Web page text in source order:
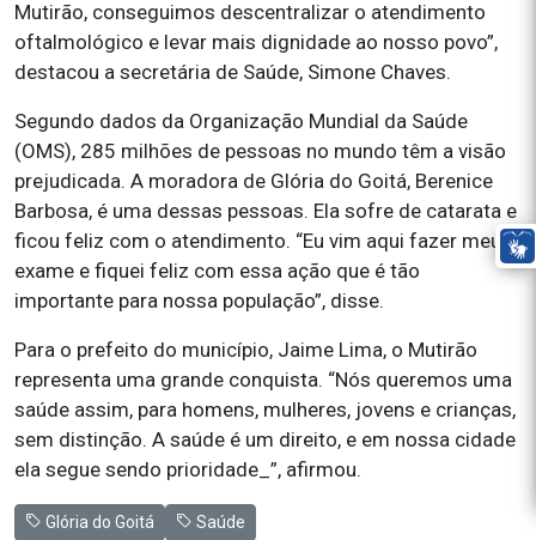
Mutirão, conseguimos descentralizar o atendimento
oftalmológico e levar mais dignidade ao nosso povo”,
destacou a secretária de Saúde, Simone Chaves.
Segundo dados da Organização Mundial da Saúde
(OMS), 285 milhões de pessoas no mundo têm a visão
prejudicada. A moradora de Glória do Goitá, Berenice
Barbosa, é uma dessas pessoas. Ela sofre de catarata e
ficou feliz com o atendimento. “Eu vim aqui fazer meu
exame e fiquei feliz com essa ação que é tão
importante para nossa população”, disse.
Para o prefeito do município, Jaime Lima, o Mutirão
representa uma grande conquista. “Nós queremos uma
saúde assim, para homens, mulheres, jovens e crianças,
sem distinção. A saúde é um direito, e em nossa cidade
ela segue sendo prioridade_”, afirmou.
Glória do Goitá Saúde